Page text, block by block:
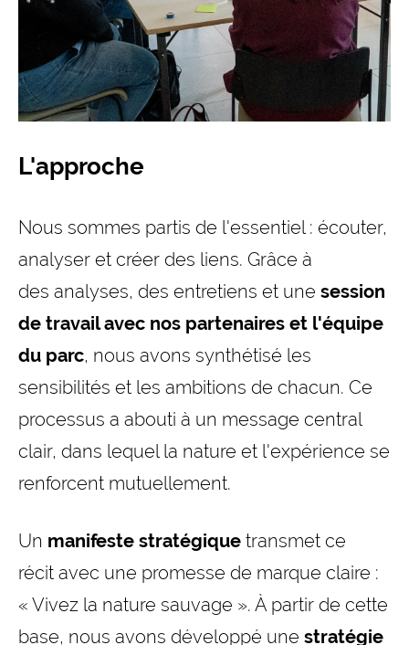
L'approche
Nous sommes partis de l'essentiel : écouter,
analyser et créer des liens. Grâce à
des analyses, des entretiens et une session
de travail avec nos partenaires et l'équipe
du parc, nous avons synthétisé les
sensibilités et les ambitions de chacun. Ce
processus a abouti à un message central
clair, dans lequel la nature et l'expérience se
renforcent mutuellement.
Un manifeste stratégique transmet ce
récit avec une promesse de marque claire :
« Vivez la nature sauvage ». À partir de cette
base, nous avons développé une stratégie